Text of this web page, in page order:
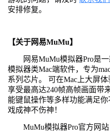
安排修复。
【关于网易MuMu】
网易MuMu模拟器Pro是
模拟器类Mac端软件，专为
系列芯片。 可在Mac上大屏
享受最高达240帧高帧画面带
能键鼠操作等多样功能满足
戏成神不伤神！
MuMu模拟器Pro官方网站